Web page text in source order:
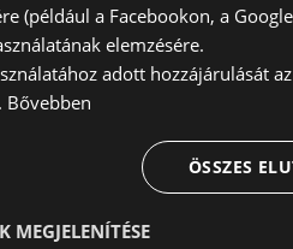
(például a Facebookon, a
elemzésére.
adott hozzájárulását
Bővebben
ÖSSZES
MEGJELENÍTÉSE